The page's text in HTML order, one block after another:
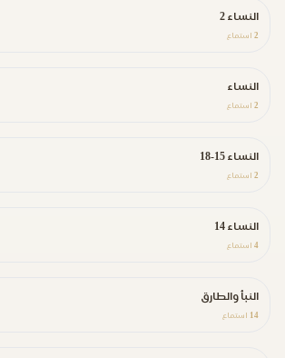
النساء 2
2 استماع
النساء
2 استماع
النساء 15-18
2 استماع
النساء 14
4 استماع
النبأ والطارق
14 استماع